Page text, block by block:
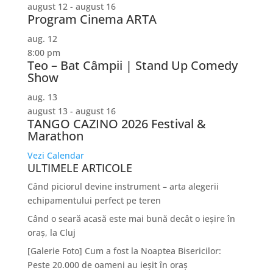
august 12- august 16
Program Cinema ARTA
aug. 12
8:00 pm
Teo – Bat Câmpii | Stand Up Comedy
Show
aug. 13
august 13- august 16
TANGO CAZINO 2026 Festival &
Marathon
Vezi Calendar
ULTIMELE ARTICOLE
Când piciorul devine instrument – arta alegerii
echipamentului perfect pe teren
Când o seară acasă este mai bună decât o ieșire în
oraș, la Cluj
[Galerie Foto] Cum a fost la Noaptea Bisericilor:
Peste 20.000 de oameni au ieșit în oraș